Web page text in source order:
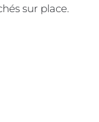
sur place.